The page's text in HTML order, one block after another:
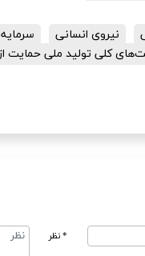
نیروی انسانی
کلی تولید ملی حمایت از
* نظر